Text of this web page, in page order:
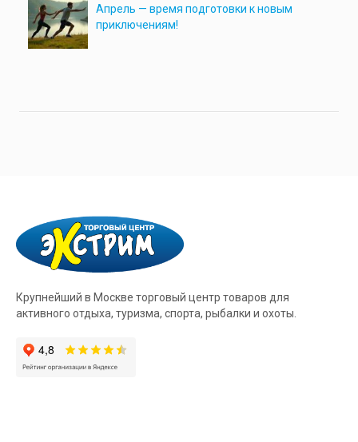
Апрель — время подготовки к новым
приключениям!
Крупнейший в Москве торговый центр товаров для
активного отдыха, туризма, спорта, рыбалки и охоты.